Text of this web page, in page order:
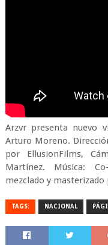
Arzvr presenta nuevo
Arturo Moreno.
por EllusionFilms,
Martínez. Música:
mezclado y masterizado
TAGS: NACIONAL